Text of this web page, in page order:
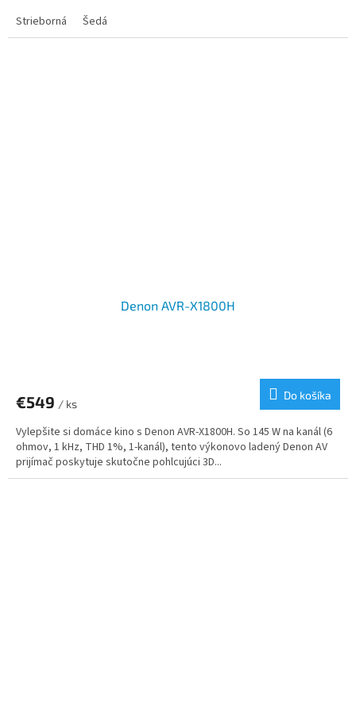
Strieborná
Šedá
Denon AVR-X1800H
€549 / ks
Do košíka
Vylepšite si domáce kino s Denon AVR-X1800H. So 145 W na kanál (6
ohmov, 1 kHz, THD 1%, 1-kanál), tento výkonovo ladený Denon AV
prijímač poskytuje skutočne pohlcujúci 3D...